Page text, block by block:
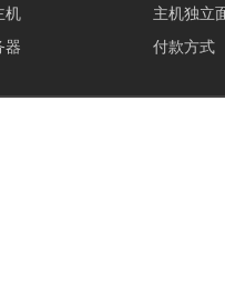
机
器
主机独立
付款方式